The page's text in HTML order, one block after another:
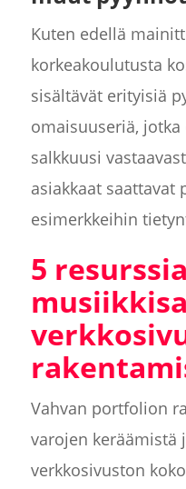
Kuten edellä
korkeakoulutusta
sisältävät erityisiä
omaisuuseriä,
salkkuusi
asiakkaat saattavat
esimerkkeihin
5 resurssia
Vahvan portfolion
varojen keräämistä
verkkosivuston